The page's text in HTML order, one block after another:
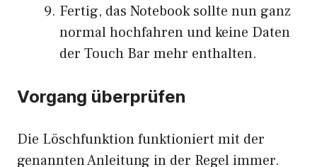
Fertig, das Notebook sollte nun ganz
normal hochfahren und keine Daten
der Touch Bar mehr enthalten.
Vorgang überprüfen
Die Löschfunktion funktioniert mit der
genannten Anleitung in der Regel immer.